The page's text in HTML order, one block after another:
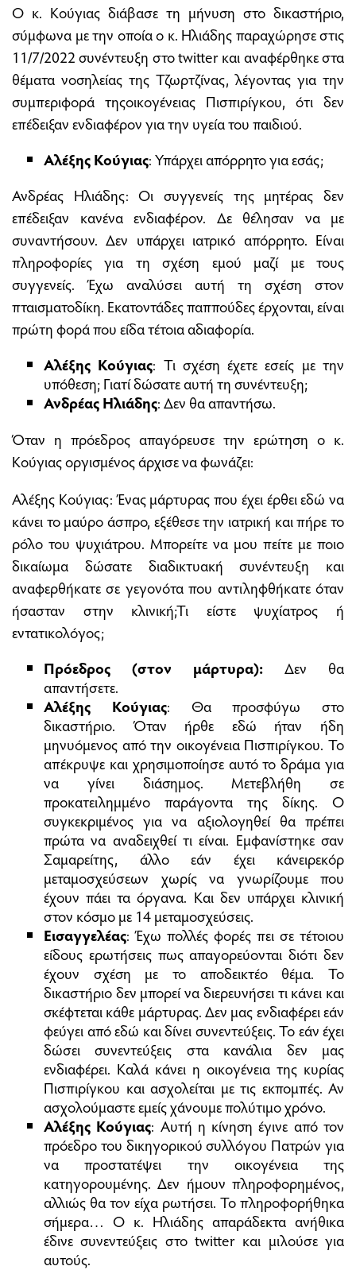
Ο κ. Κούγιας διάβασε τη μήνυση στο δικαστήριο,
σύμφωνα με την οποία ο κ. Ηλιάδης παραχώρησε στις
11/7/2022 συνέντευξη στο twitter και αναφέρθηκε στα
θέματα νοσηλείας της Τζωρτζίνας, λέγοντας για την
συμπεριφορά τηςοικογένειας Πισπιρίγκου, ότι δεν
επέδειξαν ενδιαφέρον για την υγεία του παιδιού.
Αλέξης Κούγιας: Υπάρχει απόρρητο για εσάς;
Ανδρέας Ηλιάδης: Οι συγγενείς της μητέρας δεν
επέδειξαν κανένα ενδιαφέρον. Δε θέλησαν να με
συναντήσουν. Δεν υπάρχει ιατρικό απόρρητο. Είναι
πληροφορίες για τη σχέση εμού μαζί με τους
συγγενείς. Έχω αναλύσει αυτή τη σχέση στον
πταισματοδίκη. Εκατοντάδες παππούδες έρχονται, είναι
πρώτη φορά που είδα τέτοια αδιαφορία.
Αλέξης Κούγιας: Τι σχέση έχετε εσείς με την
υπόθεση; Γιατί δώσατε αυτή τη συνέντευξη;
Ανδρέας Ηλιάδης: Δεν θα απαντήσω.
Όταν η πρόεδρος απαγόρευσε την ερώτηση ο κ.
Κούγιας οργισμένος άρχισε να φωνάζει:
Αλέξης Κούγιας: Ένας μάρτυρας που έχει έρθει εδώ να
κάνει το μαύρο άσπρο, εξέθεσε την ιατρική και πήρε το
ρόλο του ψυχιάτρου. Μπορείτε να μου πείτε με ποιο
δικαίωμα δώσατε διαδικτυακή συνέντευξη και
αναφερθήκατε σε γεγονότα που αντιληφθήκατε όταν
ήσασταν στην κλινική;Τι είστε ψυχίατρος ή
εντατικολόγος;
Πρόεδρος (στον μάρτυρα): Δεν θα
απαντήσετε.
Αλέξης Κούγιας: Θα προσφύγω στο
δικαστήριο. Όταν ήρθε εδώ ήταν ήδη
μηνυόμενος από την οικογένεια Πισπιρίγκου. Το
απέκρυψε και χρησιμοποίησε αυτό το δράμα για
να γίνει διάσημος. Μετεβλήθη σε
προκατειλημμένο παράγοντα της δίκης. Ο
συγκεκριμένος για να αξιολογηθεί θα πρέπει
πρώτα να αναδειχθεί τι είναι. Εμφανίστηκε σαν
Σαμαρείτης, άλλο εάν έχει κάνειρεκόρ
μεταμοσχεύσεων χωρίς να γνωρίζουμε που
έχουν πάει τα όργανα. Και δεν υπάρχει κλινική
στον κόσμο με 14 μεταμοσχεύσεις.
Εισαγγελέας: Έχω πολλές φορές πει σε τέτοιου
είδους ερωτήσεις πως απαγορεύονται διότι δεν
έχουν σχέση με το αποδεικτέο θέμα. Το
δικαστήριο δεν μπορεί να διερευνήσει τι κάνει και
σκέφτεται κάθε μάρτυρας. Δεν μας ενδιαφέρει εάν
φεύγει από εδώ και δίνει συνεντεύξεις. Το εάν έχει
δώσει συνεντεύξεις στα κανάλια δεν μας
ενδιαφέρει. Καλά κάνει η οικογένεια της κυρίας
Πισπιρίγκου και ασχολείται με τις εκπομπές. Αν
ασχολούμαστε εμείς χάνουμε πολύτιμο χρόνο.
Αλέξης Κούγιας: Αυτή η κίνηση έγινε από τον
πρόεδρο του δικηγορικού συλλόγου Πατρών για
να προστατέψει την οικογένεια της
κατηγορουμένης. Δεν ήμουν πληροφορημένος,
αλλιώς θα τον είχα ρωτήσει. Το πληροφορήθηκα
σήμερα… Ο κ. Ηλιάδης απαράδεκτα ανήθικα
έδινε συνεντεύξεις στο twitter και μιλούσε για
αυτούς.